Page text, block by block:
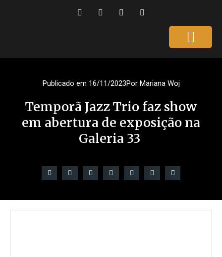
Publicado em 16/11/2023PorMariana Woj
Temporã Jazz Trio faz show
em abertura de exposição na
Galeria 33